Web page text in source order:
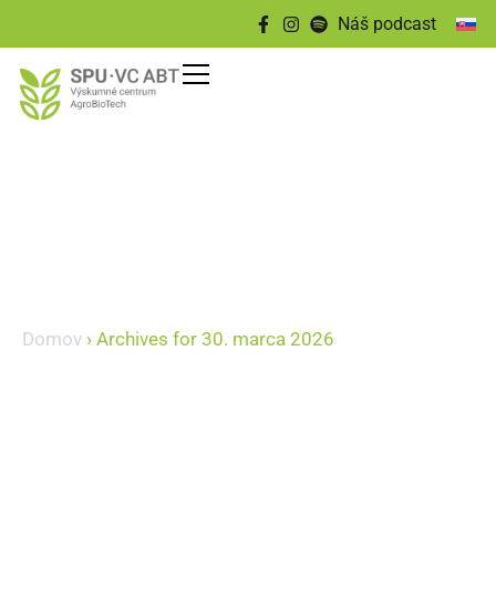
Náš podcast
Domov › Archives for 30. marca 2026